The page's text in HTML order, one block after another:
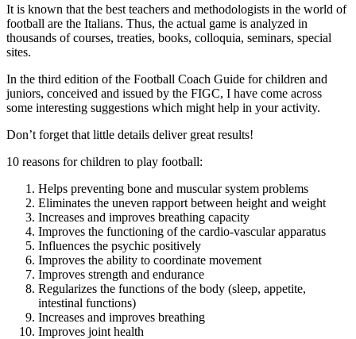
It is known that the best teachers and methodologists in the world of
football are the Italians. Thus, the actual game is analyzed in
thousands of courses, treaties, books, colloquia, seminars, special
sites.
In the third edition of the Football Coach Guide for children and
juniors, conceived and issued by the FIGC, I have come across
some interesting suggestions which might help in your activity.
Don’t forget that little details deliver great results!
10 reasons for children to play football:
Helps preventing bone and muscular system problems
Eliminates the uneven rapport between height and weight
Increases and improves breathing capacity
Improves the functioning of the cardio-vascular apparatus
Influences the psychic positively
Improves the ability to coordinate movement
Improves strength and endurance
Regularizes the functions of the body (sleep, appetite,
intestinal functions)
Increases and improves breathing
Improves joint health